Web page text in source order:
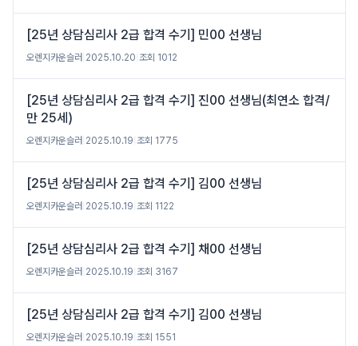
[25년 상담심리사 2급 합격 수기] 민00 선생님
오렌지카운슬러 2025.10.20 조회 1012
[25년 상담심리사 2급 합격 수기] 진00 선생님(최연소 합격/
만 25세)
오렌지카운슬러 2025.10.19 조회 1775
[25년 상담심리사 2급 합격 수기] 김00 선생님
오렌지카운슬러 2025.10.19 조회 1122
[25년 상담심리사 2급 합격 수기] 채00 선생님
오렌지카운슬러 2025.10.19 조회 3167
[25년 상담심리사 2급 합격 수기] 김00 선생님
오렌지카운슬러 2025.10.19 조회 1551